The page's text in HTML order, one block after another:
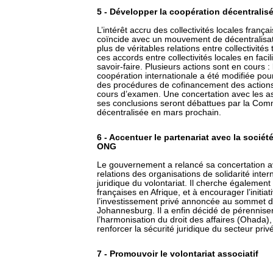
5 - Développer la coopération
L’intérêt accru des collectivités locales
coïncide avec un mouvement de
plus de véritables relations entre
ces accords entre collectivités locales en
savoir-faire. Plusieurs actions sont en cours
coopération internationale a été modifiée
des procédures de cofinancement des
cours d’examen. Une concertation avec les
ses conclusions seront débattues par la
décentralisée en mars prochain.
6 - Accentuer le partenariat avec la
ONG
Le gouvernement a relancé sa concertation
relations des organisations de solidarité
juridique du volontariat. Il cherche
françaises en Afrique, et à encourager
l’investissement privé annoncée au sommet
Johannesburg. Il a enfin décidé de
l’harmonisation du droit des affaires
renforcer la sécurité juridique du secteur
7 - Promouvoir le volontariat associatif